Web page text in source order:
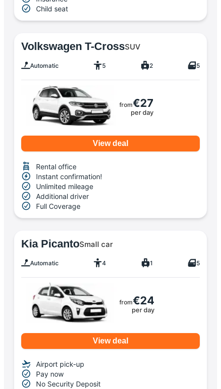
Child seat
Volkswagen T-CrossSUV
Automatic 5 2 5
from€27
per day
View deal
Rental office
Instant confirmation!
Unlimited mileage
Additional driver
Full Coverage
Kia PicantoSmall car
Automatic 4 1 5
from€24
per day
View deal
Airport pick-up
Pay now
No Security Deposit